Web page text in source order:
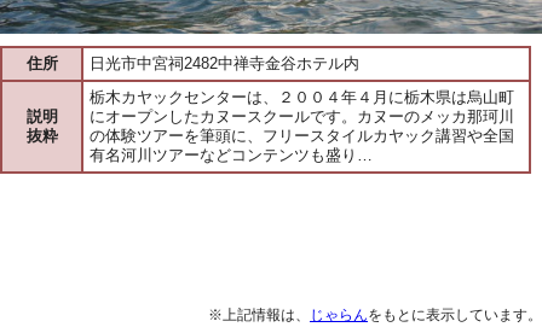
住所 日光市中宮祠2482中禅寺金谷ホテル内
説明
抜粋
栃木カヤックセンターは、２００４年４月に栃木県は烏山町
にオープンしたカヌースクールです。カヌーのメッカ那珂川
の体験ツアーを筆頭に、フリースタイルカヤック講習や全国
有名河川ツアーなどコンテンツも盛り…
※上記情報は、 じゃらんをもとに表示しています。